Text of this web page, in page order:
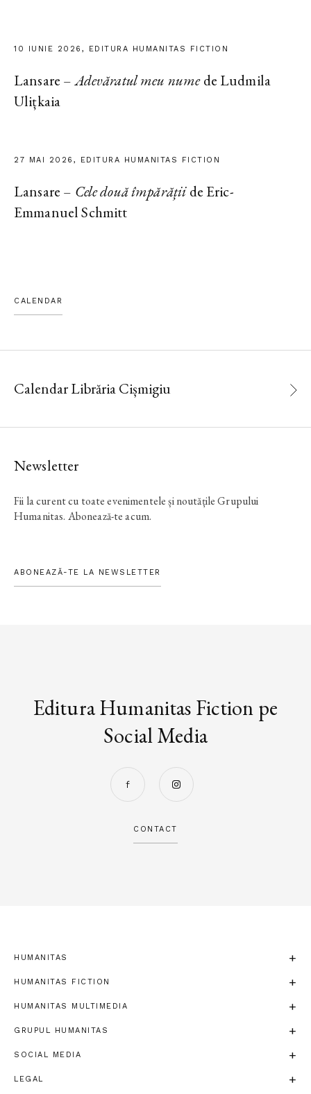
10 IUNIE 2026, EDITURA HUMANITAS FICTION
Lansare –Adevăratul meu numede Ludmila
Ulițkaia
27 MAI 2026, EDITURA HUMANITAS FICTION
Lansare – Cele două împărățiide Eric-
Emmanuel Schmitt
CALENDAR
Calendar Librăria Cișmigiu
Newsletter
Fii la curent cu toate evenimentele și noutățile Grupului
Humanitas. Abonează-te acum.
ABONEAZĂ-TE LA NEWSLETTER
Editura Humanitas Fiction pe
Social Media
CONTACT
HUMANITAS
HUMANITAS FICTION
HUMANITAS MULTIMEDIA
GRUPUL HUMANITAS
SOCIAL MEDIA
LEGAL